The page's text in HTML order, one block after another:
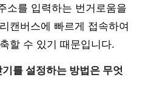
소를 입력하는 번거로움을
캔버스에 빠르게 접속하여
할 수 있기 때문입니다.
를 설정하는 방법은 무엇